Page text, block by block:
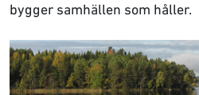
bygger samhällen som håller.